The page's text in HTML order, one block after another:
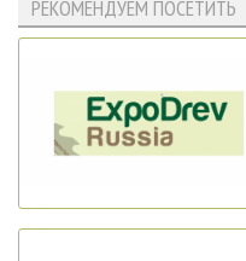
РЕКОМЕНДУЕМ ПОСЕТИТЬ